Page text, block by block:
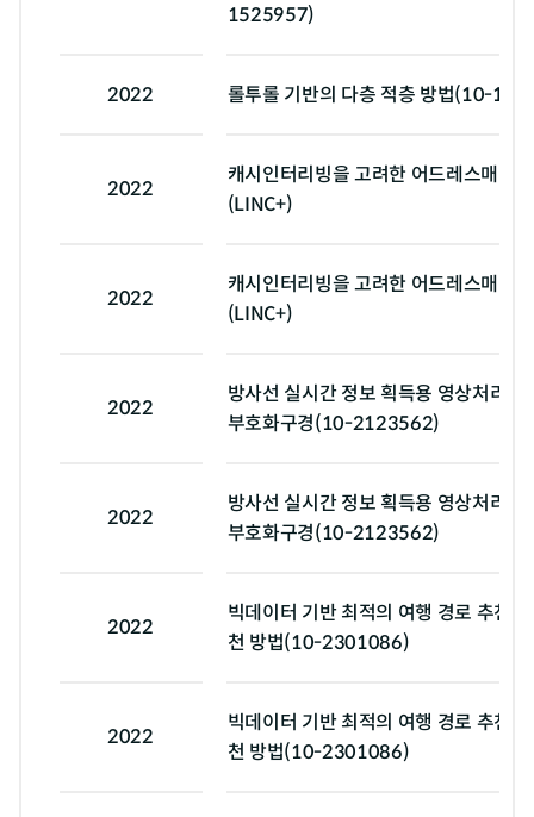
1525957)
2022 롤투롤 기반의 다층 적층 방법(10-
2022
캐시인터리빙을 고려한 어드레스매핑
(LINC+)
2022
캐시인터리빙을 고려한 어드레스매핑
(LINC+)
2022
방사선 실시간 정보 획득용 영상처리
부호화구경(10-2123562)
2022
방사선 실시간 정보 획득용 영상처리
부호화구경(10-2123562)
2022
빅데이터 기반 최적의 여행 경로 추천
천 방법(10-2301086)
2022
빅데이터 기반 최적의 여행 경로 추천
천 방법(10-2301086)